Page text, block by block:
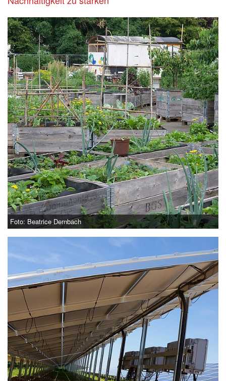
Foto: Beatrice Dernbach